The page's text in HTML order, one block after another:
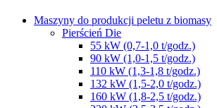
Maszyny do produkcji peletu z biomasy
Pierścień Die
55 kW (0,7-1,0 t/godz.)
90 kW (1,0-1,5 t/godz.)
110 kW (1,3-1,8 t/godz.)
132 kW (1,5-2,0 t/godz.)
160 kW (1,8-2,5 t/godz.)